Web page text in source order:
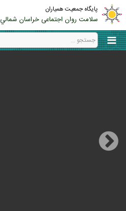
پایگاه جمعیت همیاران
سلامت روان اجتماعی خراسان شمالي